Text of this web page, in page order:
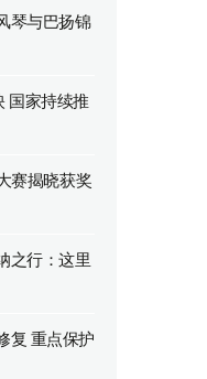
琴与巴扬锦
国家持续推
赛揭晓获奖
之行：这里
复 重点保护